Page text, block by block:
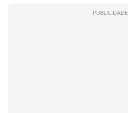
PUBLICIDADE